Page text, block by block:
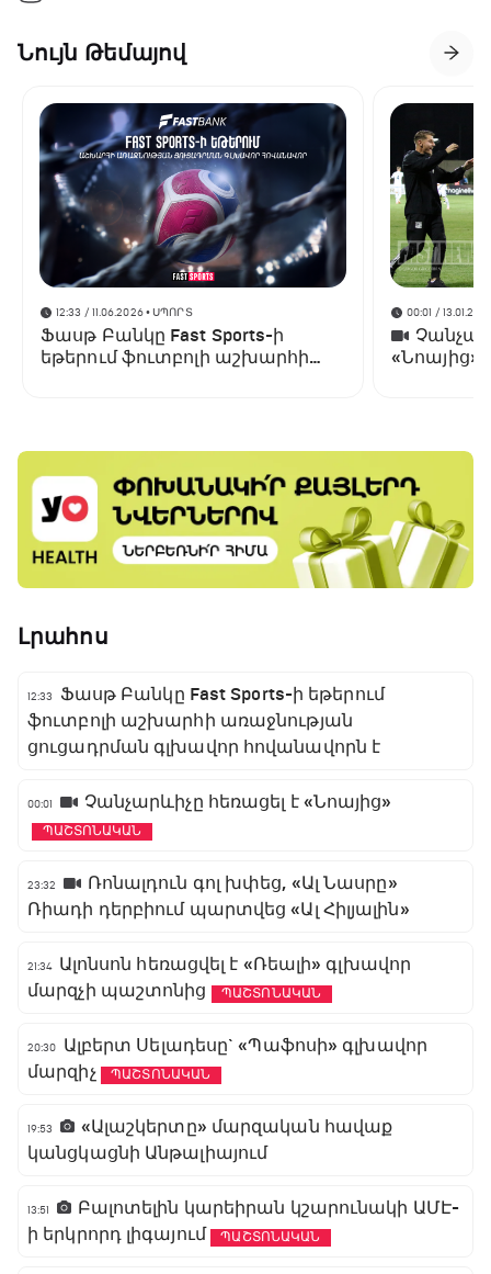
Նույն Թեմայով
12:33 / 11.06.2026• ՍՊՈՐՏ
Ֆասթ Բանկը Fast Sports-ի
եթերում ֆուտբոլի աշխարհի
00:01 /
«Նոայից»
Լրահոս
12:33
Ֆասթ Բանկը Fast Sports-ի եթերում
ֆուտբոլի աշխարհի առաջնության
ցուցադրման գլխավոր հովանավորն է
00:01 Չանչարևիչը հեռացել է «Նոայից»
ՊԱՇՏՈՆԱԿԱՆ
23:32
Ռոնալդուն գոլ խփեց, «Ալ Նասրը»
Ռիադի դերբիում պարտվեց «Ալ Հիլյալին»
21:34 Ալոնսոն հեռացվել է «Ռեալի» գլխավոր
մարզչի պաշտոնից
ՊԱՇՏՈՆԱԿԱՆ
20:30
Ալբերտ Սելադեսը` «Պաֆոսի» գլխավոր
մարզիչ
ՊԱՇՏՈՆԱԿԱՆ
19:53
«Ալաշկերտը» մարզական հավաք
կանցկացնի Անթալիայում
13:51
Բալոտելին կարեիրան կշարունակի ԱՄԷ-
ի երկրորդ լիգայում
ՊԱՇՏՈՆԱԿԱՆ